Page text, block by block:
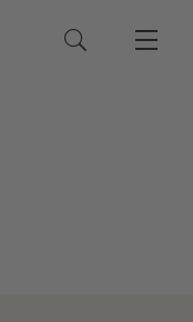
Termes de